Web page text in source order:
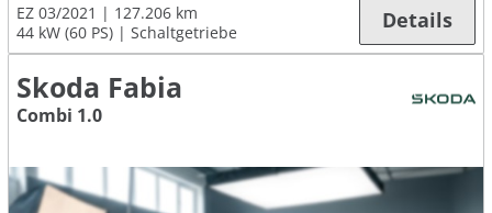
EZ 03/2021
127.206 km
44 kW (60 PS)
Schaltgetriebe Details
Skoda Fabia
Combi 1.0